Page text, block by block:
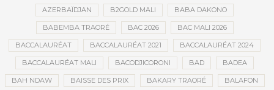
AZERBAÏDJAN B2GOLD MALI BABA DAKONO
BABEMBA TRAORÉ BAC 2026 BAC MALI 2026
BACCALAURÉAT BACCALAURÉAT 2021 BACCALAURÉAT 2024
BACCALAURÉAT MALI BACODJICORONI BAD BADEA
BAH NDAW BAISSE DES PRIX BAKARY TRAORÉ BALAFON